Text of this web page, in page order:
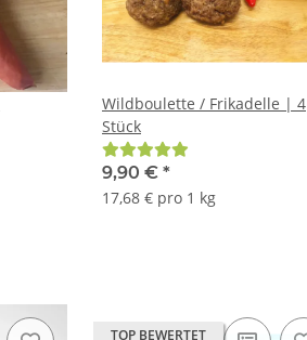
Wildboulette / Frikadelle | 4
Stück
9,90 € *
17,68 € pro 1 kg
TOP BEWERTET